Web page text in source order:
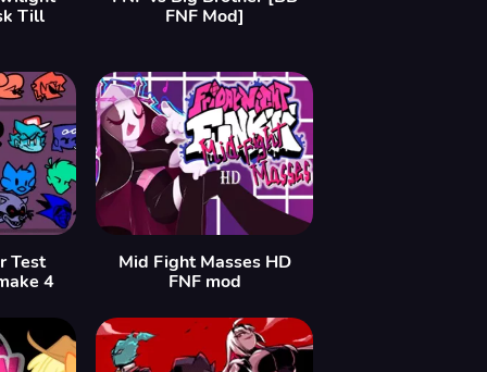
Till
FNF Mod]
Test
4
Mid Fight Masses HD
FNF mod